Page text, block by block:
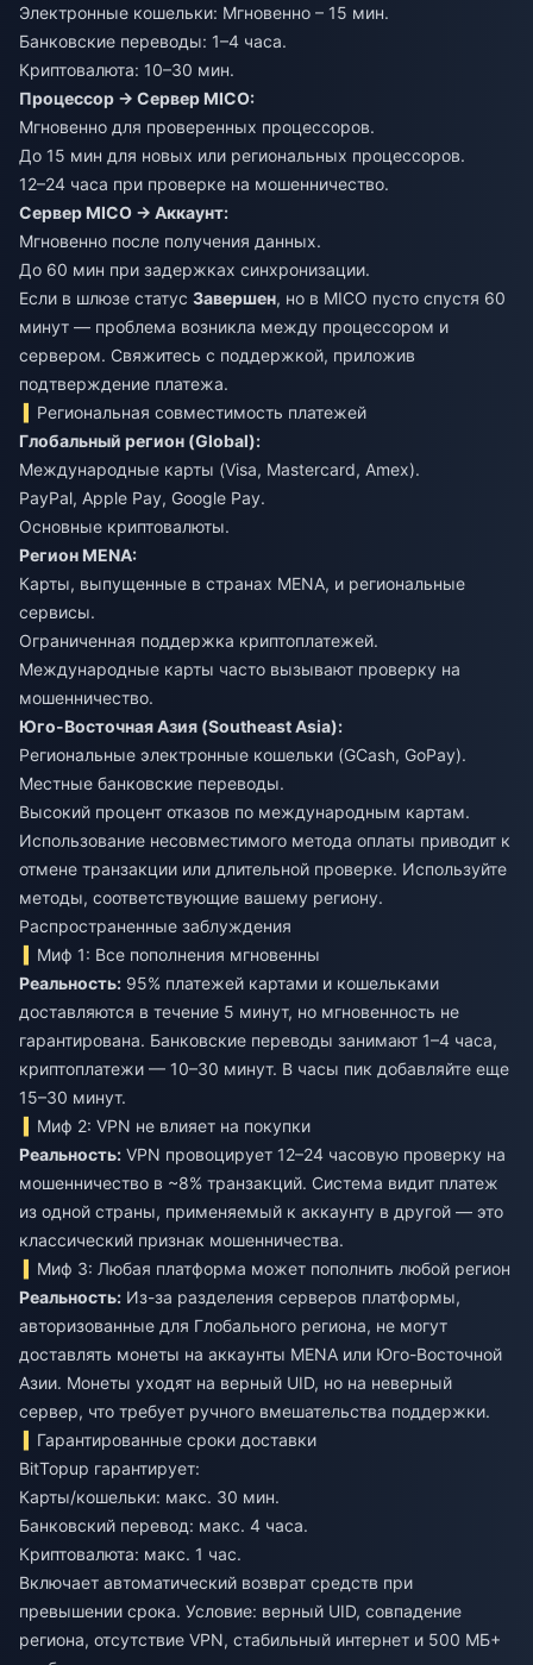
Электронные кошельки: Мгновенно – 15 мин.
Банковские переводы: 1–4 часа.
Криптовалюта: 10–30 мин.
Процессор → Сервер MICO:
Мгновенно для проверенных процессоров.
До 15 мин для новых или региональных процессоров.
12–24 часа при проверке на мошенничество.
Сервер MICO → Аккаунт:
Мгновенно после получения данных.
До 60 мин при задержках синхронизации.
Если в шлюзе статус Завершен, но в MICO пусто спустя 60
минут — проблема возникла между процессором и
сервером. Свяжитесь с поддержкой, приложив
подтверждение платежа.
Региональная совместимость платежей
Глобальный регион (Global):
Международные карты (Visa, Mastercard, Amex).
PayPal, Apple Pay, Google Pay.
Основные криптовалюты.
Регион MENA:
Карты, выпущенные в странах MENA, и региональные
сервисы.
Ограниченная поддержка криптоплатежей.
Международные карты часто вызывают проверку на
мошенничество.
Юго-Восточная Азия (Southeast Asia):
Региональные электронные кошельки (GCash, GoPay).
Местные банковские переводы.
Высокий процент отказов по международным картам.
Использование несовместимого метода оплаты приводит к
отмене транзакции или длительной проверке. Используйте
методы, соответствующие вашему региону.
Распространенные заблуждения
Миф 1: Все пополнения мгновенны
Реальность: 95% платежей картами и кошельками
доставляются в течение 5 минут, но мгновенность не
гарантирована. Банковские переводы занимают 1–4 часа,
криптоплатежи — 10–30 минут. В часы пик добавляйте еще
15–30 минут.
Миф 2: VPN не влияет на покупки
Реальность: VPN провоцирует 12–24 часовую проверку на
мошенничество в ~8% транзакций. Система видит платеж
из одной страны, применяемый к аккаунту в другой — это
классический признак мошенничества.
Миф 3: Любая платформа может пополнить любой регион
Реальность: Из-за разделения серверов платформы,
авторизованные для Глобального региона, не могут
доставлять монеты на аккаунты MENA или Юго-Восточной
Азии. Монеты уходят на верный UID, но на неверный
сервер, что требует ручного вмешательства поддержки.
Гарантированные сроки доставки
BitTopup гарантирует:
Карты/кошельки: макс. 30 мин.
Банковский перевод: макс. 4 часа.
Криптовалюта: макс. 1 час.
Включает автоматический возврат средств при
превышении срока. Условие: верный UID, совпадение
региона, отсутствие VPN, стабильный интернет и 500 МБ+